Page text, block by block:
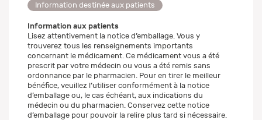
Information destinée aux patients
Information aux patients
Lisez attentivement la notice d’emballage. Vous y
trouverez tous les renseignements importants
concernant le médicament. Ce médicament vous a été
prescrit par votre médecin ou vous a été remis sans
ordonnance par le pharmacien. Pour en tirer le meilleur
bénéfice, veuillez l’utiliser conformément à la notice
d’emballage ou, le cas échéant, aux indications du
médecin ou du pharmacien. Conservez cette notice
d’emballage pour pouvoir la relire plus tard si nécessaire.